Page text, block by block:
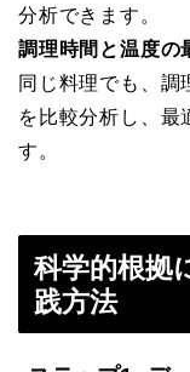
分析できます。
調理時間と温度の
同じ料理でも、調
を比較分析し、最
す。
科学的根拠
践方法